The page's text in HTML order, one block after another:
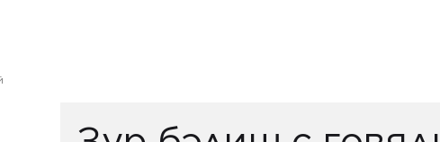
Сладости